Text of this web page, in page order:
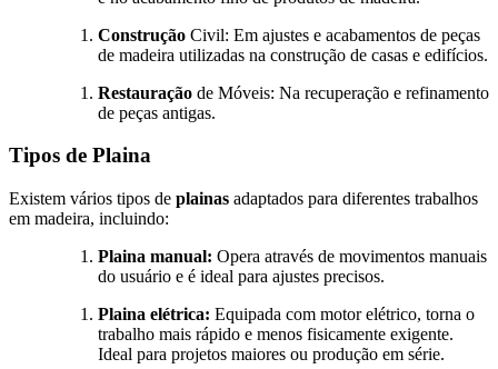
Construção Civil: Em ajustes e acabamentos de peças
de madeira utilizadas na construção de casas e edifícios.
Restauração de Móveis: Na recuperação e refinamento
de peças antigas.
Tipos de Plaina
Existem vários tipos de plainas adaptados para diferentes trabalhos
em madeira, incluindo:
Plaina manual: Opera através de movimentos manuais
do usuário e é ideal para ajustes precisos.
Plaina elétrica: Equipada com motor elétrico, torna o
trabalho mais rápido e menos fisicamente exigente.
Ideal para projetos maiores ou produção em série.